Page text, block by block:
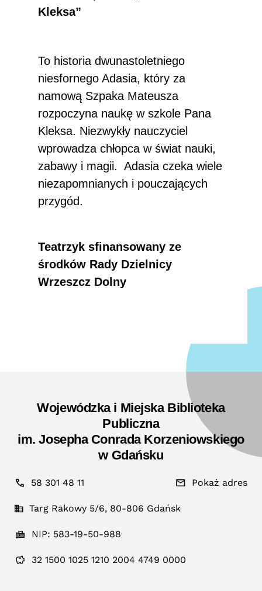
Kleksa”
To historia dwunastoletniego
niesfornego Adasia, który za
namową Szpaka Mateusza
rozpoczyna naukę w szkole Pana
Kleksa. Niezwykły nauczyciel
wprowadza chłopca w świat nauki,
zabawy i magii. Adasia czeka wiele
niezapomnianych i pouczających
przygód.
Teatrzyk sfinansowany ze
środków Rady Dzielnicy
Wrzeszcz Dolny
Wojewódzka i Miejska Biblioteka
Publiczna
im. Josepha Conrada Korzeniowskiego
w Gdańsku
58 301 48 11 Pokaż adres
Targ Rakowy 5/6, 80-806 Gdańsk
NIP: 583-19-50-988
32 1500 1025 1210 2004 4749 0000